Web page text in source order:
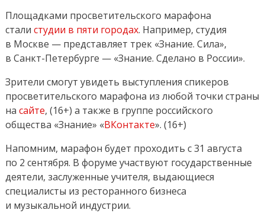
Площадками просветительского марафона
стали студии в пяти городах. Например, студия
в Москве — представляет трек «Знание. Сила»,
в Санкт-Петербурге — «Знание. Сделано в России».
Зрители смогут увидеть выступления спикеров
просветительского марафона из любой точки страны
на сайте, (16+) а также в группе российского
общества «Знание» «ВКонтакте». (16+)
Напомним, марафон будет проходить с 31 августа
по 2 сентября. В форуме участвуют государственные
деятели, заслуженные учителя, выдающиеся
специалисты из ресторанного бизнеса
и музыкальной индустрии.